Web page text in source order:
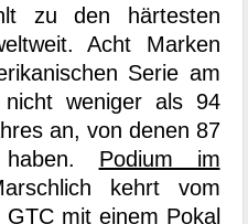
zu den härtesten
Acht Marken
Serie am
weniger als 94
an, von denen 87
haben. Podium im
kehrt vom
mit einem Pokal